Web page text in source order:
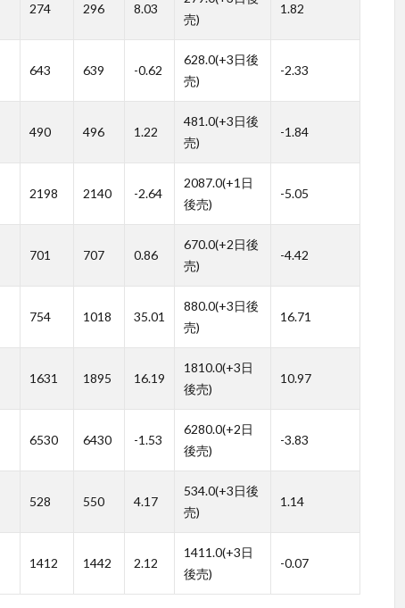
274 296 8.03
売)
1.82
643 639 -0.62
628.0(+3日後
売)
-2.33
490 496 1.22
481.0(+3日後
売)
-1.84
2198 2140 -2.64
2087.0(+1日
後売)
-5.05
701 707 0.86
670.0(+2日後
売)
-4.42
754 1018 35.01
880.0(+3日後
売)
16.71
1631 1895 16.19
1810.0(+3日
後売)
10.97
6530 6430 -1.53
6280.0(+2日
後売)
-3.83
528 550 4.17
534.0(+3日後
売)
1.14
1412 1442 2.12
1411.0(+3日
後売)
-0.07